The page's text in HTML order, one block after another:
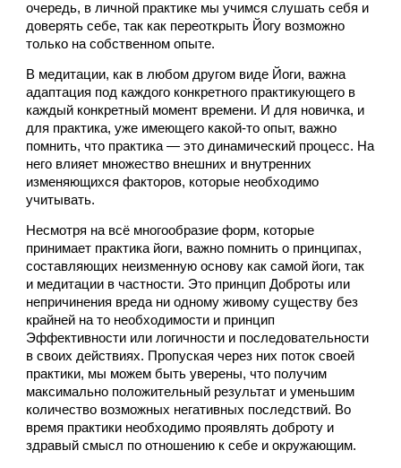
очередь, в личной практике мы учимся слушать себя и
доверять себе, так как переоткрыть Йогу возможно
только на собственном опыте.
В медитации, как в любом другом виде Йоги, важна
адаптация под каждого конкретного практикующего в
каждый конкретный момент времени. И для новичка, и
для практика, уже имеющего какой-то опыт, важно
помнить, что практика — это динамический процесс. На
него влияет множество внешних и внутренних
изменяющихся факторов, которые необходимо
учитывать.
Несмотря на всё многообразие форм, которые
принимает практика йоги, важно помнить о принципах,
составляющих неизменную основу как самой йоги, так
и медитации в частности. Это принцип Доброты или
непричинения вреда ни одному живому существу без
крайней на то необходимости и принцип
Эффективности или логичности и последовательности
в своих действиях. Пропуская через них поток своей
практики, мы можем быть уверены, что получим
максимально положительный результат и уменьшим
количество возможных негативных последствий. Во
время практики необходимо проявлять доброту и
здравый смысл по отношению к себе и окружающим.